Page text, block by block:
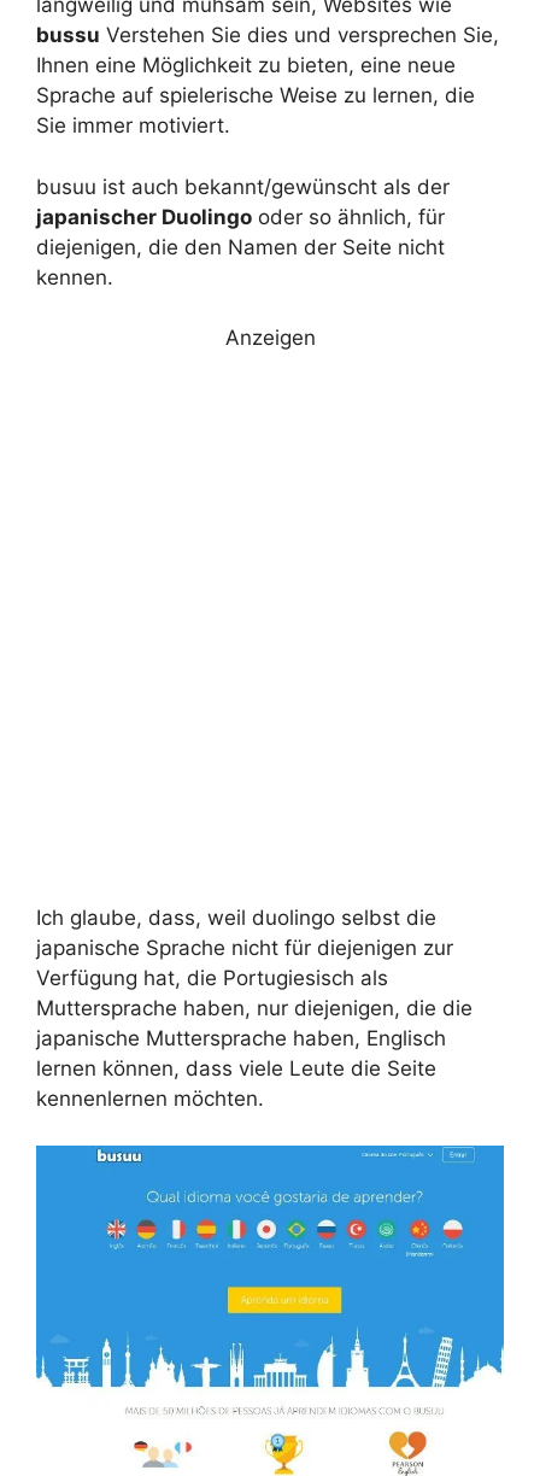
t
s
p
p
e
g
a
m
t
e
e
s
e
b
o
k
y
L
n
k
l
e
langweilig und mühsam sein, Websites wie
bussu Verstehen Sie dies und versprechen Sie,
Ihnen eine Möglichkeit zu bieten, eine neue
Sprache auf spielerische Weise zu lernen, die
Sie immer motiviert.
busuu ist auch bekannt/gewünscht als der
japanischer Duolingo oder so ähnlich, für
diejenigen, die den Namen der Seite nicht
kennen.
Anzeigen
Ich glaube, dass, weil duolingo selbst die
japanische Sprache nicht für diejenigen zur
Verfügung hat, die Portugiesisch als
Muttersprache haben, nur diejenigen, die die
japanische Muttersprache haben, Englisch
lernen können, dass viele Leute die Seite
kennenlernen möchten.